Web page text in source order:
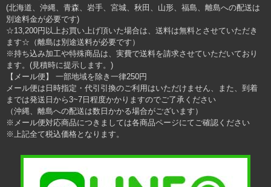
(北海道、沖縄、青森、岩手、宮城、秋田、山形、福島、離島への配送は
別途料金が必要です)
☆13,200円以上お買い上げ頂いた場合は、送料は無料とさせていただき
ます☆（離島は別途送料が必要です）
※持ち込み加工や特殊商品は、実費で送料を請求させていただいており
ます。(見積時に提示します。)
【メール便】 一部地域を除き一律250円
メール便は日時指定・代引引換のご利用はいただけません、また、到着
までは発送日から3~7日程度かかりますのでご了承ください
（沖縄、離島への配送は数日かかる場合がございます）
※メール便対応商品につきましては各商品ページにてご確認ください
※上記全て税込価格となります。